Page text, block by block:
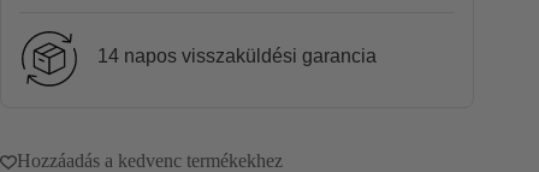
14 napos visszaküldési garancia
Hozzáadás a kedvenc termékekhez